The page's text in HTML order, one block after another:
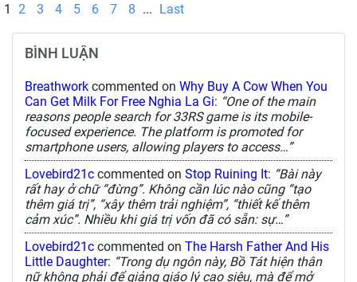
1 2 3 4 5 6 7 8 ... Last
BÌNH LUẬN
Breathwork commented on Why Buy A Cow When You
Can Get Milk For Free Nghia La Gi: “One of the main
reasons people search for 33RS game is its mobile-
focused experience. The platform is promoted for
smartphone users, allowing players to access…”
Lovebird21c commented on Stop Ruining It: “Bài này
rất hay ở chữ “đừng”. Không cần lúc nào cũng “tạo
thêm giá trị”, “xây thêm trải nghiệm”, “thiết kế thêm
cảm xúc”. Nhiều khi giá trị vốn đã có sẵn: sự…”
Lovebird21c commented on The Harsh Father And His
Little Daughter: “Trong dụ ngôn này, Bồ Tát hiện thân
nữ không phải để giảng giáo lý cao siêu, mà để mở